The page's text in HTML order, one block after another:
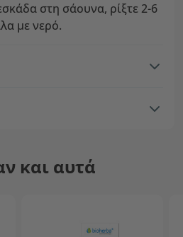
στη σάουνα, ρίξτε 2-6
με νερό.
και αυτά